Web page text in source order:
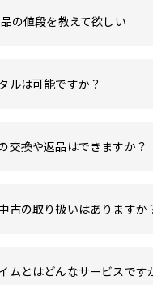
の値段を教えて欲しい
ルは可能ですか？
交換や返品はできますか？
古の取り扱いはありますか
ムとはどんなサービスです